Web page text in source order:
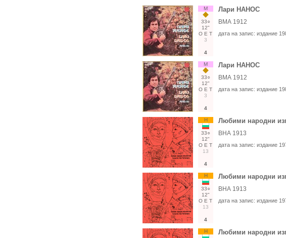
М
33○
12"
О Е Т
3
4
Лари НАНОС
ВМА 1912
дата на запис: издание
М
33○
12"
О Е Т
3
4
Лари НАНОС
ВМА 1912
дата на запис: издание
Н
33○
12"
О Е Т
13
4
Любими народни
ВНА 1913
дата на запис: издание
Н
33○
12"
О Е Т
13
4
Любими народни
ВНА 1913
дата на запис: издание
Н Любими народни